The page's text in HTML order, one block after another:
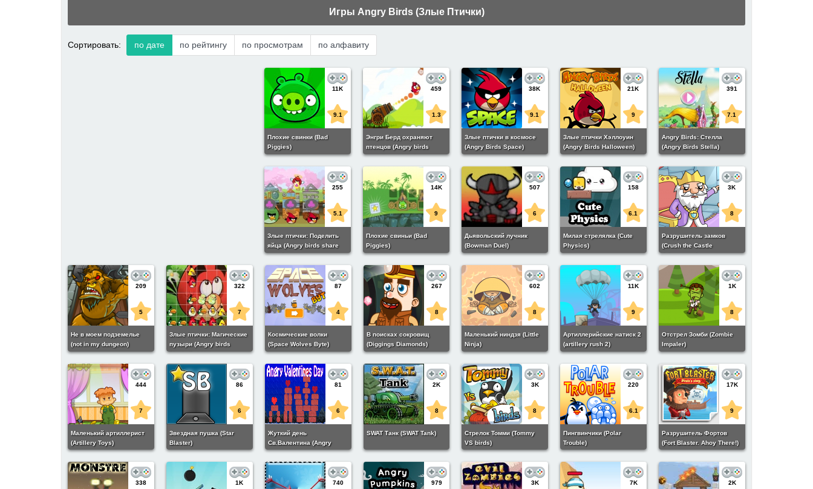
Игры Angry Birds (Злые Птички)
Сортировать: по дате по рейтингу по просмотрам по алфавиту
11K
9.1
Плохие свинки (Bad
Piggies)
459
1.3
Энгри Берд охраняют
птенцов (Angry birds
guarding chicks)
38K
9.1
Злые птички в космосе
(Angry Birds Space)
21K
9
Злые птички Хэллоуин
(Angry Birds Halloween)
391
7.1
Angry Birds: Стелла
(Angry Birds Stella)
255
5.1
Злые птички: Поделить
яйца (Angry birds share
eggs)
14K
9
Плохие свиньи (Bad
Piggies)
507
6
Дьявольский лучник
(Bowman Duel)
158
6.1
Милая стрелялка (Cute
Physics)
3K
8
Разрушитель замков
(Crush the Castle
Adventures)
209
5
Не в моем подземелье
(not in my dungeon)
322
7
Злые птички: Магические
пузыри (Angry birds
Magic Bubble)
87
4
Космические волки
(Space Wolves Byte)
267
8
В поисках сокровищ
(Diggings Diamonds)
602
8
Маленький ниндзя (Little
Ninja)
11K
9
Артиллерийские натиск 2
(artillery rush 2)
1K
8
Отстрел Зомби (Zombie
Impaler)
444
7
Маленький артиллерист
(Artillery Toys)
86
6
Звездная пушка (Star
Blaster)
81
6
Жуткий день
Св.Валентина (Angry
Valentines Day)
2K
8
SWAT Танк (SWAT Tank)
3K
8
Стрелок Томми (Tommy
VS birds)
220
6.1
Пингвинчики (Polar
Trouble)
17K
9
Разрушитель Фортов
(Fort Blaster. Ahoy There!)
338 1K 740 979 3K 7K 2K